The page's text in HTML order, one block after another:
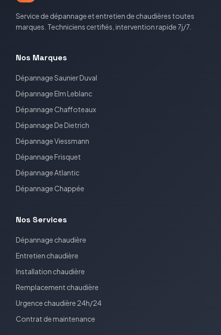
Service de dépannage et entretien de chaudières toutes
marques. Techniciens certifiés, intervention rapide 7j/7.
Nos Marques
DépannageSaunier Duval
DépannageElm Leblanc
Dépannage Chaffoteaux
DépannageDe Dietrich
DépannageViessmann
DépannageFrisquet
DépannageAtlantic
Dépannage Chappée
Nos Services
Dépannage chaudière
Entretien chaudière
Installation chaudière
Remplacement chaudière
Urgence chaudière 24h/24
Contrat de maintenance